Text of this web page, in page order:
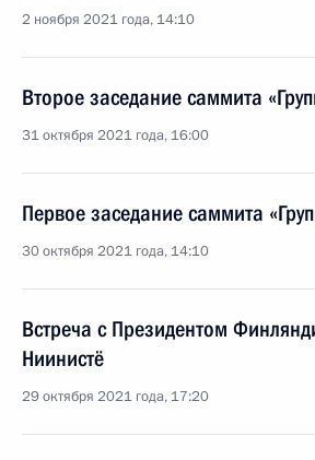
2 ноября 2021 года, 14:10
Второе заседание саммита
31 октября 2021 года, 16:00
Первое заседание саммита
30 октября 2021 года, 14:10
Встреча с Президентом
Ниинистё
29 октября 2021 года, 17:20